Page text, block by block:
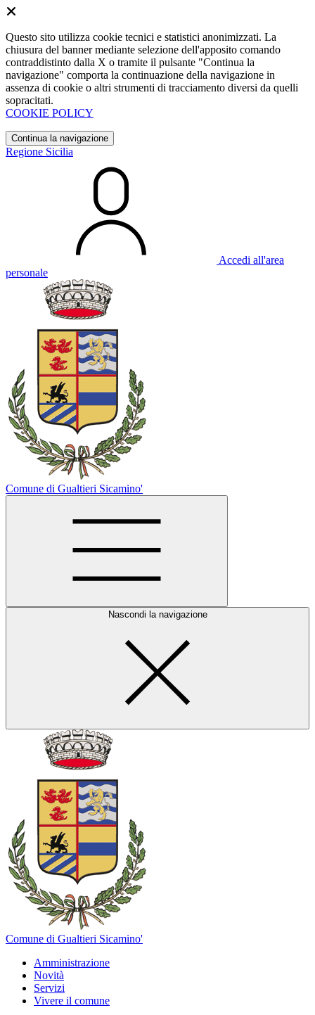
Questo sito utilizza cookie tecnici e statistici anonimizzati. La
chiusura del banner mediante selezione dell'apposito comando
contraddistinto dalla X o tramite il pulsante "Continua la
navigazione" comporta la continuazione della navigazione in
assenza di cookie o altri strumenti di tracciamento diversi da quelli
sopracitati.
COOKIE POLICY
Continua la navigazione
Regione Sicilia
Accedi all'area
personale
Comune di Gualtieri Sicamino'
Nascondi la navigazione
Comune di Gualtieri Sicamino'
Amministrazione
Novità
Servizi
Vivere il comune